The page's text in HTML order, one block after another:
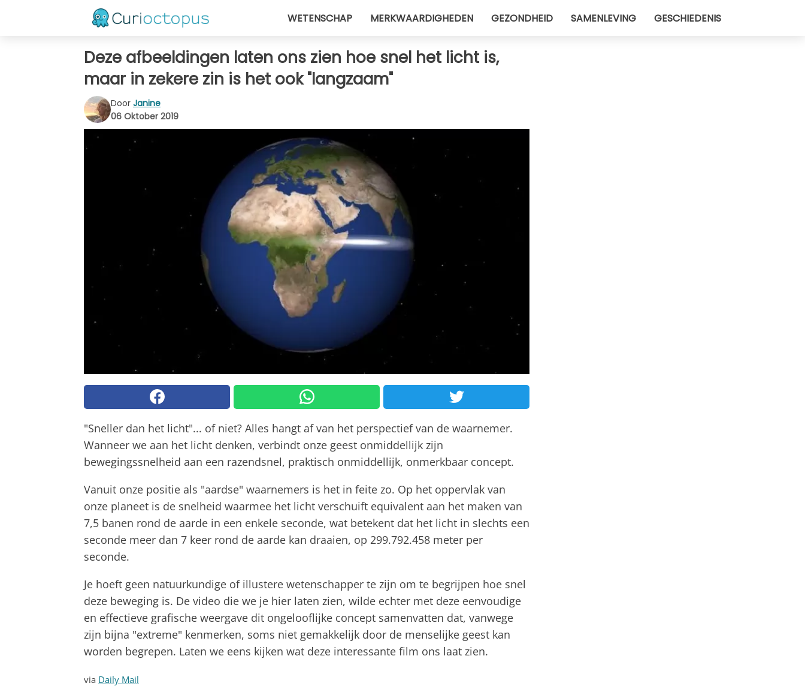
WETENSCHAP MERKWAARDIGHEDEN GEZONDHEID SAMENLEVING GESCHIEDENIS
Deze afbeeldingen laten ons zien hoe snel het licht is,
maar in zekere zin is het ook "langzaam"
Door Janine
06 Oktober 2019
"Sneller dan het licht"... of niet? Alles hangt af van het perspectief van de waarnemer.
Wanneer we aan het licht denken, verbindt onze geest onmiddellijk zijn
bewegingssnelheid aan een razendsnel, praktisch onmiddellijk, onmerkbaar concept.
Vanuit onze positie als "aardse" waarnemers is het in feite zo. Op het oppervlak van
onze planeet is de snelheid waarmee het licht verschuift equivalent aan het maken van
7,5 banen rond de aarde in een enkele seconde, wat betekent dat het licht in slechts een
seconde meer dan 7 keer rond de aarde kan draaien, op 299.792.458 meter per
seconde.
Je hoeft geen natuurkundige of illustere wetenschapper te zijn om te begrijpen hoe snel
deze beweging is. De video die we je hier laten zien, wilde echter met deze eenvoudige
en effectieve grafische weergave dit ongelooflijke concept samenvatten dat, vanwege
zijn bijna "extreme" kenmerken, soms niet gemakkelijk door de menselijke geest kan
worden begrepen. Laten we eens kijken wat deze interessante film ons laat zien.
via Daily Mail